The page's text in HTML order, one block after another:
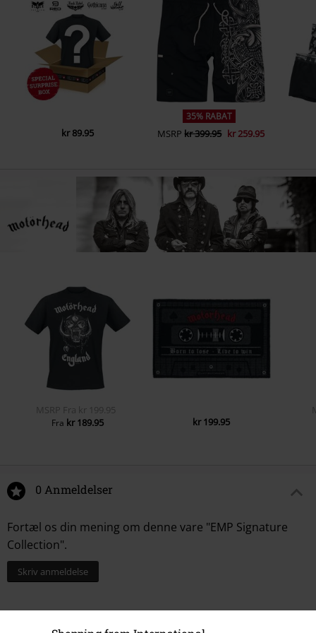
kr 89.95
35% RABAT
MSRP kr 399.95 kr 259.95
MSRP Fra kr 199.95
Fra kr 189.95 kr 199.95
0 Anmeldelser
Fortæl os din mening om denne vare "EMP Signature
Collection".
Skriv anmeldelse